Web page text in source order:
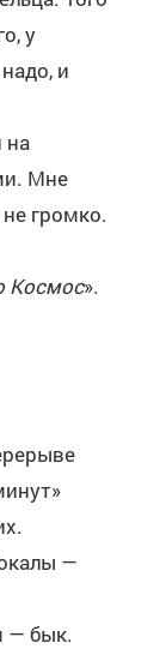
у
и
на
Мне
громко.
Космос».
—
— бык.